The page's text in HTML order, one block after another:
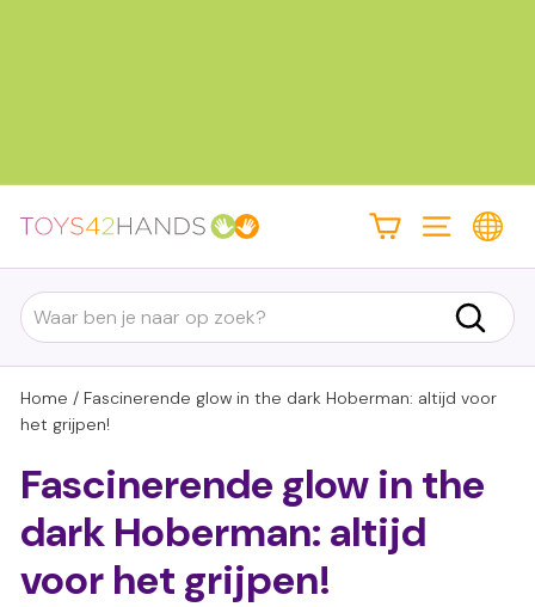
T
o
y
s
4
2
h
a
n
d
s
Site navigatie
Search
Zoek
Home / Fascinerende glow in the dark Hoberman: altijd voor
het grijpen!
Fascinerende glow in the
dark Hoberman: altijd
voor het grijpen!